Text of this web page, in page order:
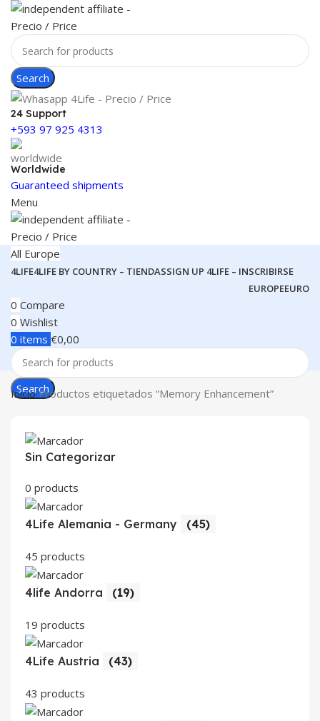
Search
24 Support
+593 97 925 4313
Worldwide
Guaranteed shipments
Menu
All Europe
4LIFE4LIFE BY COUNTRY – TIENDASSIGN UP 4LIFE – INSCRIBIRSE
EUROPEEURO
0 Compare
0 Wishlist
0 items €0,00
Search
InicioProductos etiquetados “Memory Enhancement”
Sin Categorizar
0 products
4Life Alemania - Germany (45)
45 products
4life Andorra (19)
19 products
4Life Austria (43)
43 products